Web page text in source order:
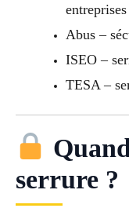
entreprises
Abus –
ISEO –
TESA –
serrure ?